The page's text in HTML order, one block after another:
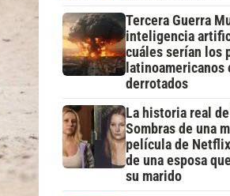
Tercera Guerra
inteligencia
cuáles serían los
latinoamericanos
derrotados
La historia real
Sombras de una
película de
de una esposa
su marido